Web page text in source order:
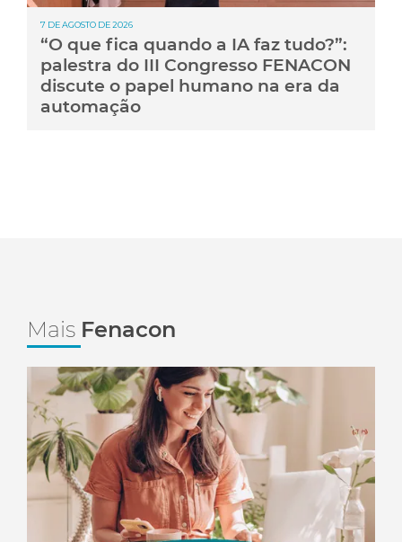
7 DE AGOSTO DE 2026
“O que fica quando a IA faz tudo?”:
palestra do III Congresso FENACON
discute o papel humano na era da
automação
Mais Fenacon